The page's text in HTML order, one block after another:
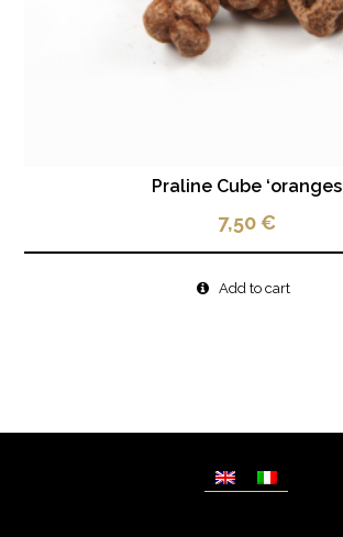
Praline Cube ‘oranges
7,50€
Add to cart